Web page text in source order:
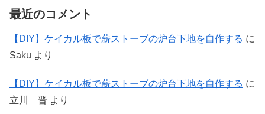
最近のコメント
【DIY】ケイカル板で薪ストーブの炉台下地を自作する に
Saku より
【DIY】ケイカル板で薪ストーブの炉台下地を自作する に
立川 晋 より